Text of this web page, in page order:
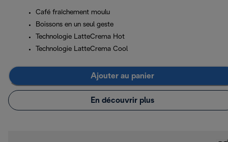
Café fraîchement moulu
Boissons en un seul geste
Technologie LatteCrema Hot
Technologie LatteCrema Cool
Ajouter au panier
En découvrir plus